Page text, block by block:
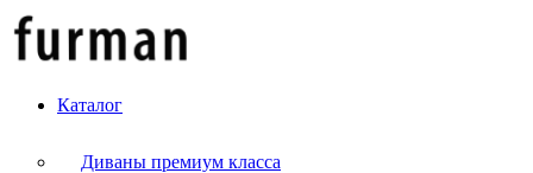
Каталог
Диваны премиум класса